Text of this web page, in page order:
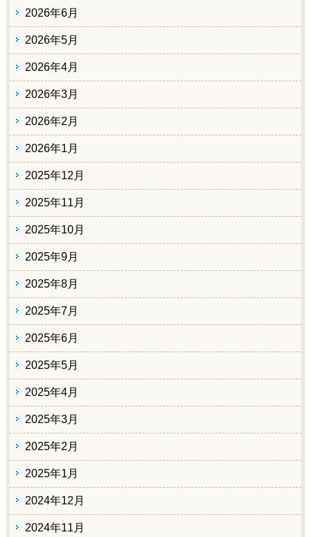
2026年6月
2026年5月
2026年4月
2026年3月
2026年2月
2026年1月
2025年12月
2025年11月
2025年10月
2025年9月
2025年8月
2025年7月
2025年6月
2025年5月
2025年4月
2025年3月
2025年2月
2025年1月
2024年12月
2024年11月